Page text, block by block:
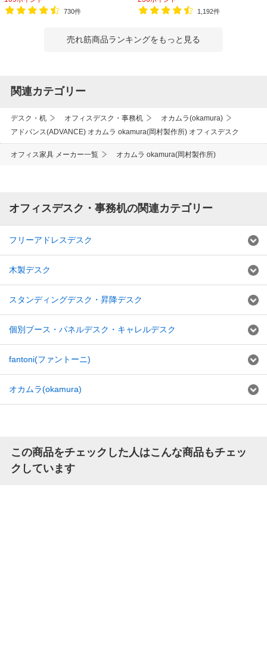
730件
1,192件
売れ筋商品ランキングをもっと見る
関連カテゴリー
デスク・机 オフィスデスク・事務机
オカムラ(okamura)
アドバンス(ADVANCE) オカムラ okamura(岡村製作所) オフィスデスク
オフィス家具 メーカー一覧 オカムラ okamura(岡村製作所)
オフィスデスク・事務机の関連カテゴリー
フリーアドレスデスク
木製デスク
スタンディングデスク・昇降デスク
個別ブース・パネルデスク・キャレルデスク
fantoni(ファントーニ)
オカムラ(okamura)
この商品をチェックした人はこんな商品もチェッ
クしています